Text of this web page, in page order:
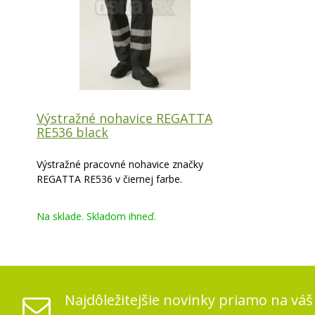
Výstražné nohavice REGATTA
RE536 black
Výstražné pracovné nohavice značky
REGATTA RE536 v čiernej farbe.
Na sklade. Skladom ihneď.
Najdôležitejšie novinky priamo na